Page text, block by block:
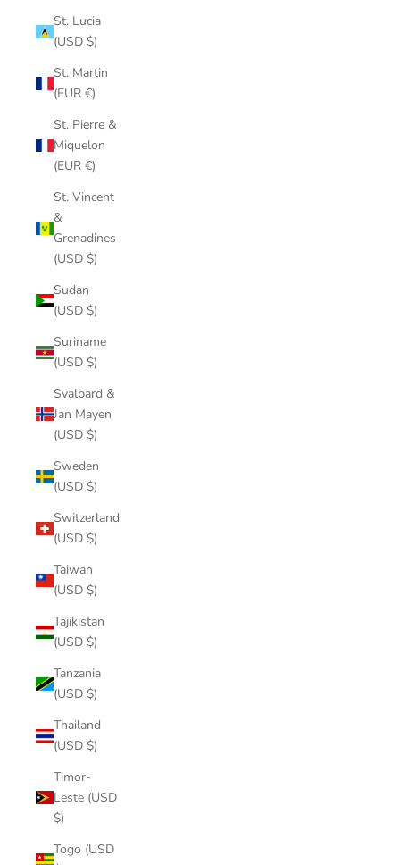
St. Lucia
(USD $)
St. Martin
(EUR €)
St. Pierre &
Miquelon
(EUR €)
St. Vincent
&
Grenadines
(USD $)
Sudan
(USD $)
Suriname
(USD $)
Svalbard &
Jan Mayen
(USD $)
Sweden
(USD $)
Switzerland
(USD $)
Taiwan
(USD $)
Tajikistan
(USD $)
Tanzania
(USD $)
Thailand
(USD $)
Timor-
Leste (USD
$)
Togo (USD